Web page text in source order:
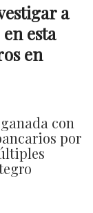
a
esta
en
con
por